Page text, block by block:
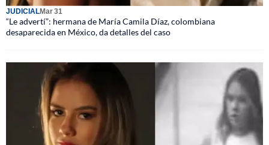
JUDICIALMar 31
“Le advertí”: hermana de María Camila Díaz, colombiana
desaparecida en México, da detalles del caso